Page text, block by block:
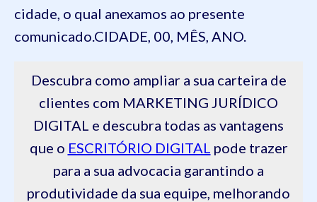
cidade, o qual anexamos ao presente
comunicado.CIDADE, 00, MÊS, ANO.
Descubra como ampliar a sua carteira de
clientes com MARKETING JURÍDICO
DIGITAL e descubra todas as vantagens
que o ESCRITÓRIO DIGITAL pode trazer
para a sua advocacia garantindo a
produtividade da sua equipe, melhorando